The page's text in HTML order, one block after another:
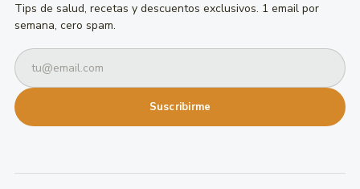
Tips de salud, recetas y descuentos exclusivos. 1 email por
semana, cero spam.
Suscribirme